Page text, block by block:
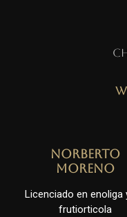
Norberto
Moreno
Licenciado en enoliga
frutiorticola